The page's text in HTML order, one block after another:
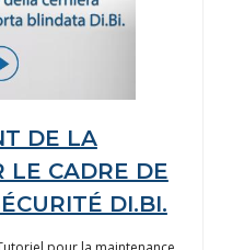
DE LA
LE CADRE DE
DI.BI.